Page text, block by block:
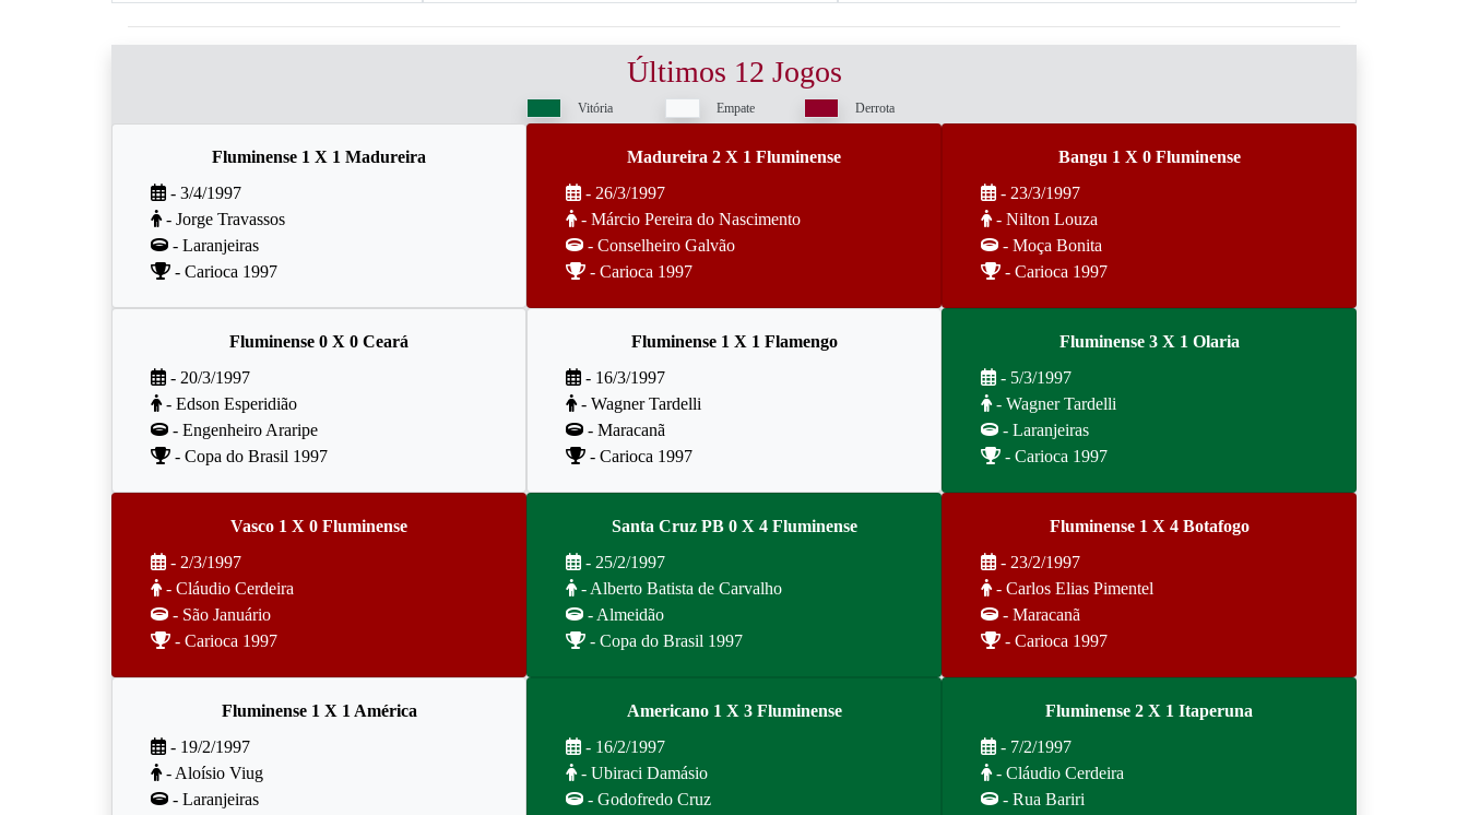
Últimos 12 Jogos
Vitória Empate Derrota
Fluminense 1 X 1 Madureira
- 3/4/1997
- Jorge Travassos
- Laranjeiras
- Carioca 1997
Madureira 2 X 1 Fluminense
- 26/3/1997
- Márcio Pereira do Nascimento
- Conselheiro Galvão
- Carioca 1997
Bangu 1 X 0 Fluminense
- 23/3/1997
- Nilton Louza
- Moça Bonita
- Carioca 1997
Fluminense 0 X 0 Ceará
- 20/3/1997
- Edson Esperidião
- Engenheiro Araripe
- Copa do Brasil 1997
Fluminense 1 X 1 Flamengo
- 16/3/1997
- Wagner Tardelli
- Maracanã
- Carioca 1997
Fluminense 3 X 1 Olaria
- 5/3/1997
- Wagner Tardelli
- Laranjeiras
- Carioca 1997
Vasco 1 X 0 Fluminense
- 2/3/1997
- Cláudio Cerdeira
- São Januário
- Carioca 1997
Santa Cruz PB 0 X 4 Fluminense
- 25/2/1997
- Alberto Batista de Carvalho
- Almeidão
- Copa do Brasil 1997
Fluminense 1 X 4 Botafogo
- 23/2/1997
- Carlos Elias Pimentel
- Maracanã
- Carioca 1997
Fluminense 1 X 1 América
- 19/2/1997
- Aloísio Viug
- Laranjeiras
Americano 1 X 3 Fluminense
- 16/2/1997
- Ubiraci Damásio
- Godofredo Cruz
Fluminense 2 X 1 Itaperuna
- 7/2/1997
- Cláudio Cerdeira
- Rua Bariri